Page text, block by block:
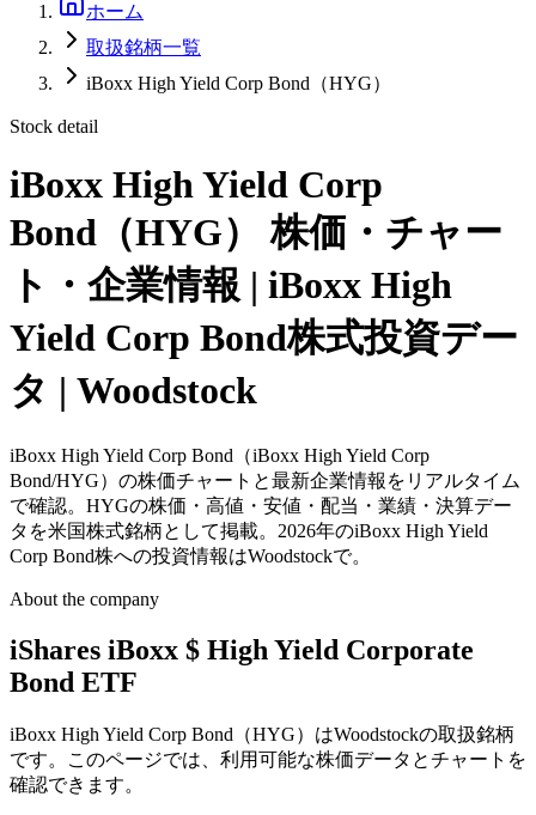
ホーム
取扱銘柄一覧
iBoxx High Yield Corp Bond（HYG）
Stock detail
iBoxx High Yield Corp
Bond（HYG）
株価・チャー
ト・企業情報 | iBoxx High
Yield Corp Bond株式投資デー
タ | Woodstock
iBoxx High Yield Corp Bond（iBoxx High Yield Corp
Bond/HYG）の株価チャートと最新企業情報をリアルタイム
で確認。HYGの株価・高値・安値・配当・業績・決算デー
タを米国株式銘柄として掲載。2026年のiBoxx High Yield
Corp Bond株への投資情報はWoodstockで。
About the company
iShares iBoxx $ High Yield Corporate
Bond ETF
iBoxx High Yield Corp Bond（HYG）はWoodstockの取扱銘柄
です。このページでは、利用可能な株価データとチャートを
確認できます。